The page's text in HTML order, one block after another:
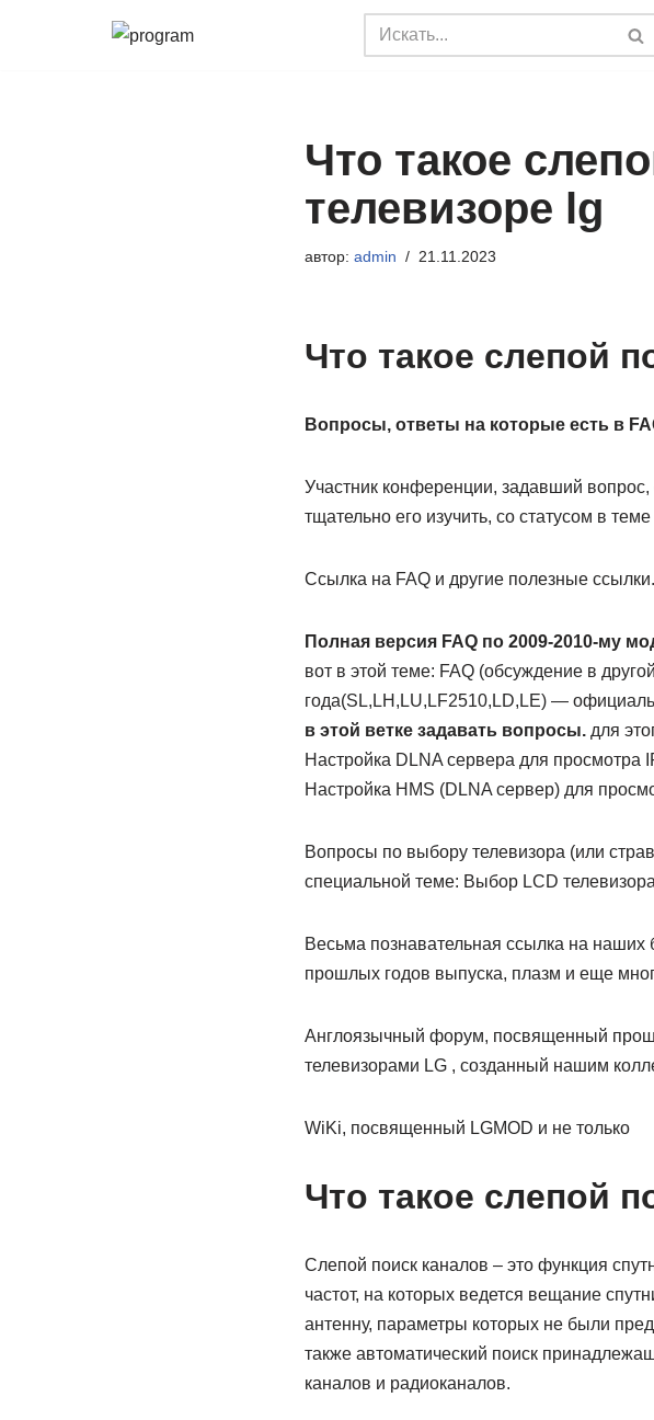
Что такое
телевизоре lg
автор: admin 21.11.2023
Что такое слепой
Вопросы, ответы на которые есть в
Участник конференции, задавший вопрос,
тщательно его изучить, со статусом в
Ссылка на FAQ и другие полезные
Полная версия FAQ по 2009-2010-му
вот в этой теме: FAQ (обсуждение в
года(SL,LH,LU,LF2510,LD,LE) —
в этой ветке задавать вопросы.для
Настройка DLNA сервера для просмотра
Настройка HMS (DLNA сервер) для
Вопросы по выбору телевизора (или
специальной теме: Выбор LCD
Весьма познавательная ссылка на наших
прошлых годов выпуска, плазм и еще
Англоязычный форум, посвященный
телевизорами LG , созданный нашим
WiKi, посвященный LGMOD и не только
Что такое слепой
Слепой поиск каналов – это функция
частот, на которых ведется вещание
антенну, параметры которых не были
также автоматический поиск
каналов и радиоканалов.